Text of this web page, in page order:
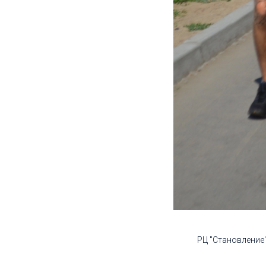
РЦ